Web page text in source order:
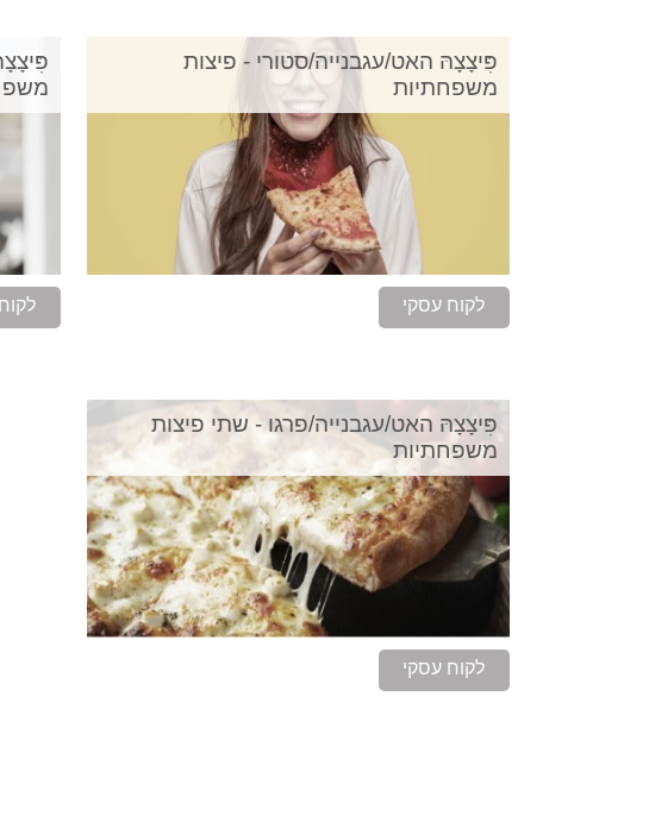
פִּיצָצָהּ האט/עגבנייה/סטורי - פיצות
משפחתיות
לקוח עסקי
פִּיצָצָהּ האט/עגבנייה/פרגו - שתי פיצות
משפחתיות
לקוח עסקי